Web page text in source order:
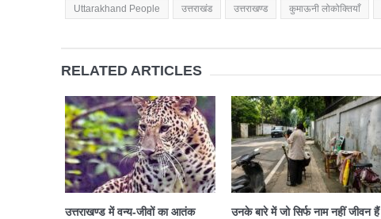
Uttarakhand People उत्तराखंड उत्तराखण्ड कुमाऊनी लोकोक्तियाँ
RELATED ARTICLES
उत्तराखण्ड में वन्य-जीवों का आतंक
उनके बारे में जो सिर्फ नाम नहीं जीवन हैं